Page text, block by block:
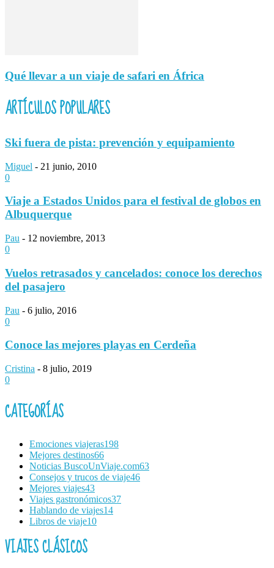
Qué llevar a un viaje de safari en África
ARTÍCULOS POPULARES
Ski fuera de pista: prevención y equipamiento
Miguel - 21 junio, 2010
0
Viaje a Estados Unidos para el festival de globos en
Albuquerque
Pau - 12 noviembre, 2013
0
Vuelos retrasados y cancelados: conoce los derechos
del pasajero
Pau - 6 julio, 2016
0
Conoce las mejores playas en Cerdeña
Cristina - 8 julio, 2019
0
CATEGORÍAS
Emociones viajeras198
Mejores destinos66
Noticias BuscoUnViaje.com63
Consejos y trucos de viaje46
Mejores viajes43
Viajes gastronómicos37
Hablando de viajes14
Libros de viaje10
VIAJES CLÁSICOS